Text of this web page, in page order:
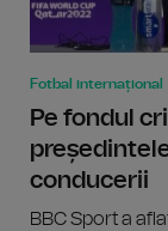
Fotbal internațional
Pe fondul
conducerii
BBC Sport a